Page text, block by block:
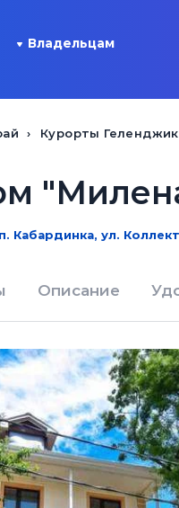
Владельцам
Курорты
Кабардинка, ул.
Описание